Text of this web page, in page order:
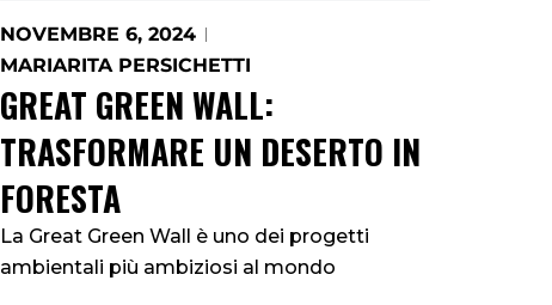
NOVEMBRE 6, 2024
MARIARITA PERSICHETTI
GREAT GREEN WALL:
TRASFORMARE UN DESERTO IN
FORESTA
La Great Green Wall è uno dei progetti
ambientali più ambiziosi al mondo